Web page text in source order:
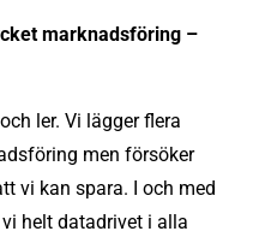
marknadsföring –
ler. Vi lägger flera
men försöker
vi kan spara. I och med
helt datadrivet i alla